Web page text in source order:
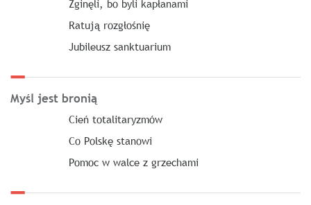
Zginęli, bo byli kapłanami
Ratują rozgłośnię
Jubileusz sanktuarium
Myśl jest bronią
Cień totalitaryzmów
Co Polskę stanowi
Pomoc w walce z grzechami